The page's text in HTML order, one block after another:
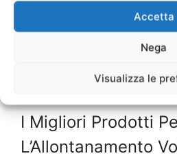
Accetta
Nega
Visualizza le
dimensioni della tua
tecnica che scegli. È
preventivi a diverse
più adatta alle tue esigenze
I Migliori Prodotti
L’Allontanamento